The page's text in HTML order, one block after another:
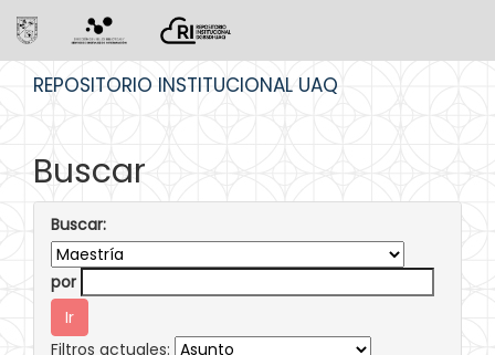
REPOSITORIO INSTITUCIONAL UAQ
Buscar
Buscar:
por
Filtros actuales: